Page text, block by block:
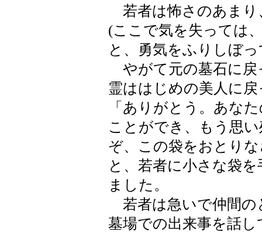
若者は怖さのあまり
(ここで気を失っては
と、勇気をふりしぼ
やがて元の墓石に戻
霊ははじめの美人に戻
「ありがとう。あな
ことができ、もう思
ぞ、この袋をおとり
と、若者に小さな袋
ました。
若者は急いで仲間の
墓場での出来事を話